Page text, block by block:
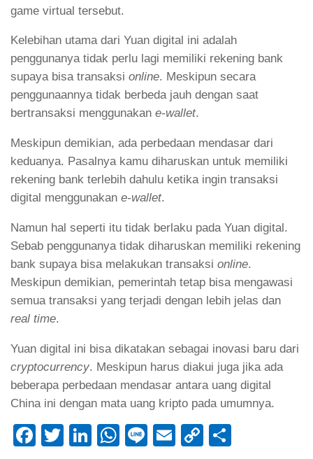
game virtual tersebut.
Kelebihan utama dari Yuan digital ini adalah
penggunanya tidak perlu lagi memiliki rekening bank
supaya bisa transaksi online. Meskipun secara
penggunaannya tidak berbeda jauh dengan saat
bertransaksi menggunakan e-wallet.
Meskipun demikian, ada perbedaan mendasar dari
keduanya. Pasalnya kamu diharuskan untuk memiliki
rekening bank terlebih dahulu ketika ingin transaksi
digital menggunakan e-wallet.
Namun hal seperti itu tidak berlaku pada Yuan digital.
Sebab penggunanya tidak diharuskan memiliki rekening
bank supaya bisa melakukan transaksi online.
Meskipun demikian, pemerintah tetap bisa mengawasi
semua transaksi yang terjadi dengan lebih jelas dan
real time.
Yuan digital ini bisa dikatakan sebagai inovasi baru dari
cryptocurrency. Meskipun harus diakui juga jika ada
beberapa perbedaan mendasar antara uang digital
China ini dengan mata uang kripto pada umumnya.
Facebook
Twitter
LinkedIn
WhatsApp
LineEmailCopy